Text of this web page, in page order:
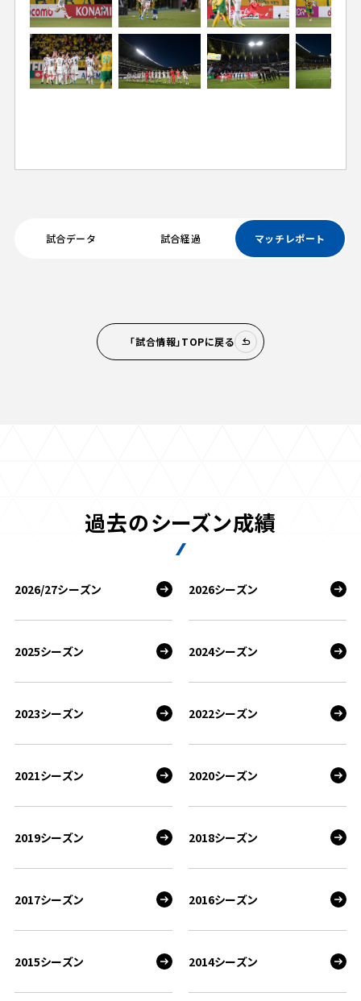
試合データ 試合経過 マッチレポート
「試合情報」TOPに戻る
過去のシーズン成績
2026/27シーズン 2026シーズン
2025シーズン 2024シーズン
2023シーズン 2022シーズン
2021シーズン 2020シーズン
2019シーズン 2018シーズン
2017シーズン 2016シーズン
2015シーズン 2014シーズン